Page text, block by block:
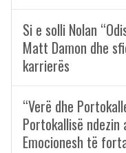
Si e solli Nolan
Matt Damon dhe
karrierës
“Verë dhe
Portokallisë
Emocionesh të